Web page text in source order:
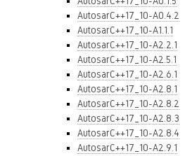
AutosarC++17_10-A0.4.2
AutosarC++17_10-A1.1.1
AutosarC++17_10-A2.2.1
AutosarC++17_10-A2.5.1
AutosarC++17_10-A2.6.1
AutosarC++17_10-A2.8.1
AutosarC++17_10-A2.8.2
AutosarC++17_10-A2.8.3
AutosarC++17_10-A2.8.4
AutosarC++17_10-A2.9.1